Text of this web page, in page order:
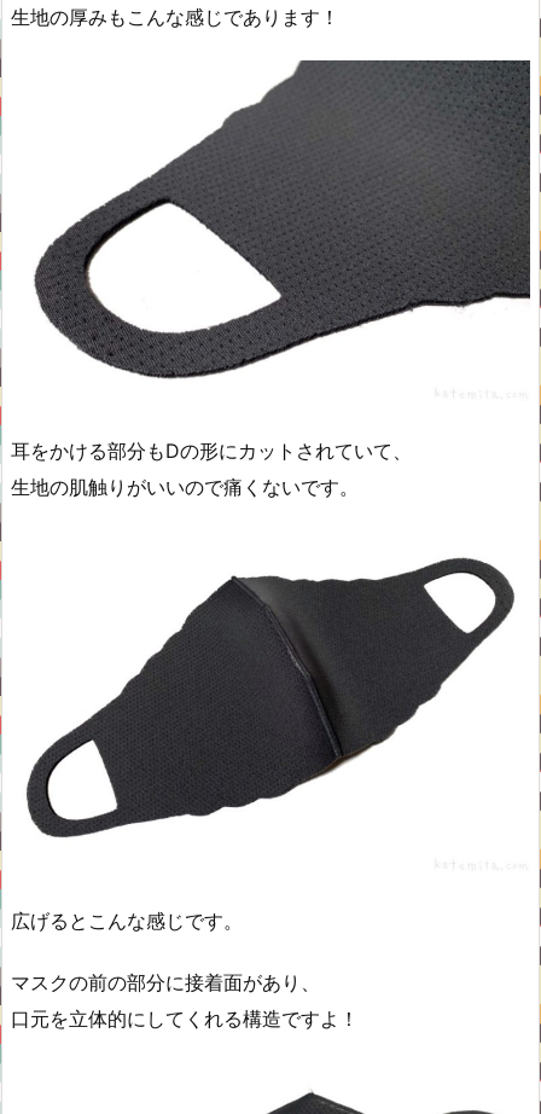
生地の厚みもこんな感じであります！
耳をかける部分もDの形にカットされていて、
生地の肌触りがいいので痛くないです。
広げるとこんな感じです。
マスクの前の部分に接着面があり、
口元を立体的にしてくれる構造ですよ！